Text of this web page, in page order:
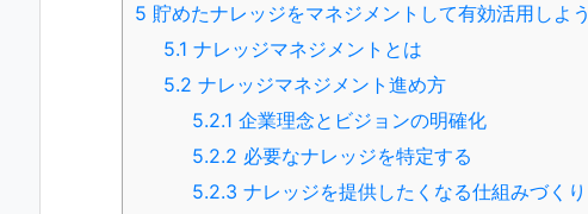
5 貯めたナレッジをマネジメントして有効活用しよう
5.1 ナレッジマネジメントとは
5.2 ナレッジマネジメント進め方
5.2.1 企業理念とビジョンの明確化
5.2.2 必要なナレッジを特定する
5.2.3 ナレッジを提供したくなる仕組みづくり